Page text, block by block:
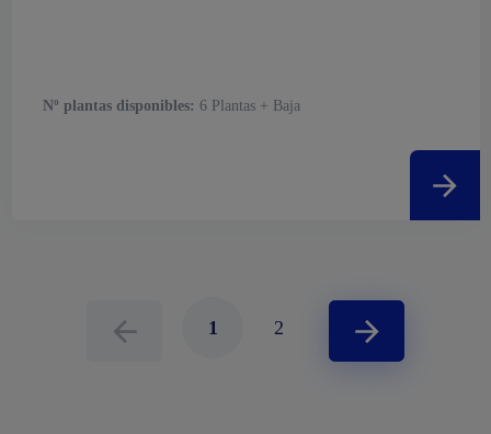
Nº plantas disponibles: 6 Plantas + Baja
1 2